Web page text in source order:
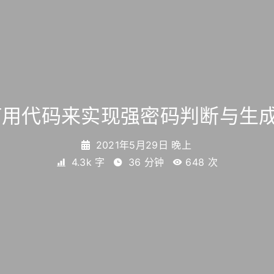
代码来实现强密码判断与生
2021年5月29日 晚上
4.3k 字
36 分钟 648 次